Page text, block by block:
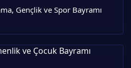
Gençlik ve Spor Bayramı